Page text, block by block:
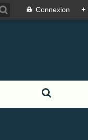
Connexion +